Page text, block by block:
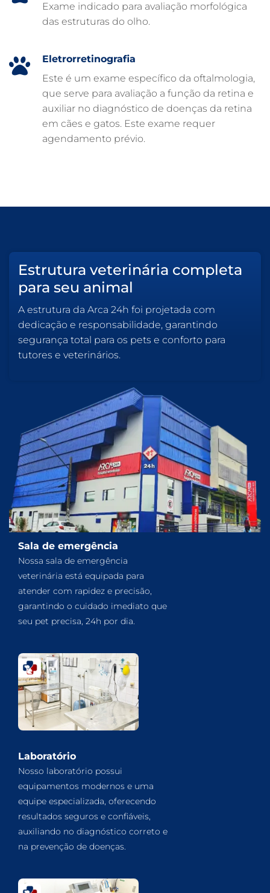
CLÍNICA VETERINÁRIA 24 HORAS
ATENDIMENTO VETERINÁRIO
Exame indicado para avaliação morfológica
das estruturas do olho.
Eletrorretinografia
Este é um exame específico da oftalmologia,
que serve para avaliação a função da retina e
auxiliar no diagnóstico de doenças da retina
em cães e gatos. Este exame requer
agendamento prévio.
Estrutura veterinária completa
para seu animal
A estrutura da Arca 24h foi projetada com
dedicação e responsabilidade, garantindo
segurança total para os pets e conforto para
tutores e veterinários.
Sala de emergência
Nossa sala de emergência
veterinária está equipada para
atender com rapidez e precisão,
garantindo o cuidado imediato que
seu pet precisa, 24h por dia.
Laboratório
Nosso laboratório possui
equipamentos modernos e uma
equipe especializada, oferecendo
resultados seguros e confiáveis,
auxiliando no diagnóstico correto e
na prevenção de doenças.